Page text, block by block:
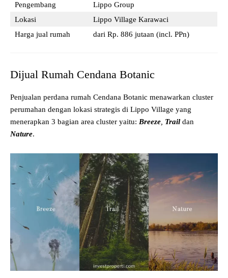
Pengembang
Lippo Group
Lokasi
Lippo Village Karawaci
Harga jual rumah
dari Rp. 886 jutaan (incl. PPn)
Dijual Rumah Cendana Botanic
Penjualan perdana rumah Cendana Botanic menawarkan cluster
perumahan dengan lokasi strategis di Lippo Village yang
menerapkan 3 bagian area cluster yaitu: Breeze, Trail dan
Nature.